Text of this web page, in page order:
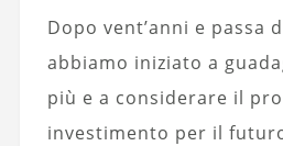
Dopo vent’anni e passa
abbiamo iniziato a
più e a considerare il
investimento per il